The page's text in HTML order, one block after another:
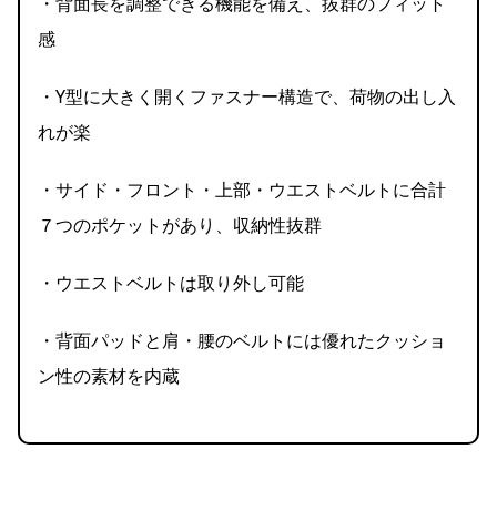
感
・Y型に大きく開くファスナー構造で、荷物の出し入
れが楽
・サイド・フロント・上部・ウエストベルトに合計
７つのポケットがあり、収納性抜群
・ウエストベルトは取り外し可能
・背面パッドと肩・腰のベルトには優れたクッショ
ン性の素材を内蔵